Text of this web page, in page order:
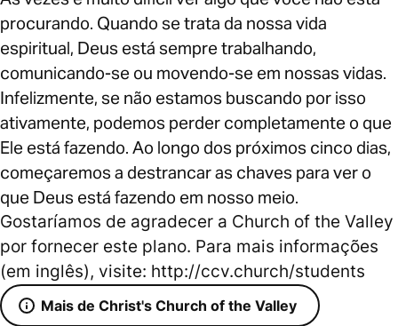
procurando. Quando se trata da nossa vida
espiritual, Deus está sempre trabalhando,
comunicando-se ou movendo-se em nossas vidas.
Infelizmente, se não estamos buscando por isso
ativamente, podemos perder completamente o que
Ele está fazendo. Ao longo dos próximos cinco dias,
começaremos a destrancar as chaves para ver o
que Deus está fazendo em nosso meio.
Gostaríamos de agradecer a Church of the Valley
por fornecer este plano. Para mais informações
(em inglês), visite: http://ccv.church/students
Mais de Christ's Church of the Valley